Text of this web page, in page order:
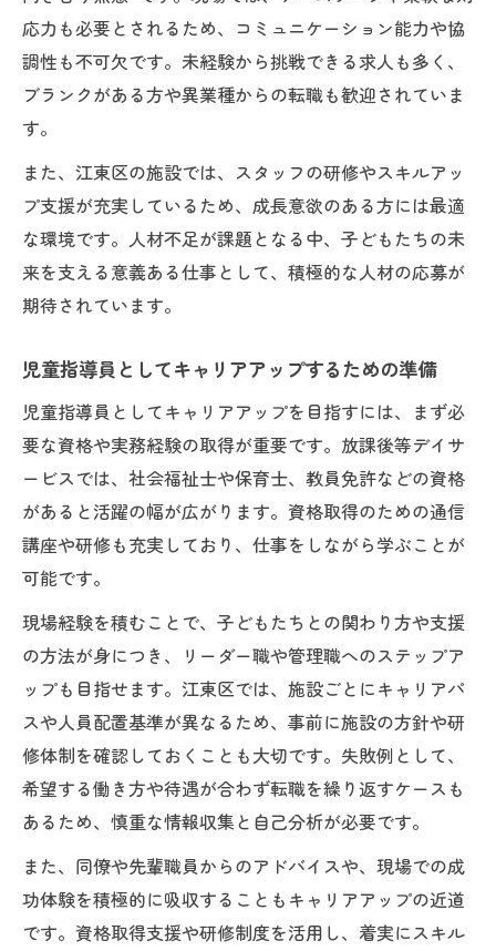
応力も必要とされるため、コミュニケーション能力や協
調性も不可欠です。未経験から挑戦できる求人も多く、
ブランクがある方や異業種からの転職も歓迎されていま
す。
また、江東区の施設では、スタッフの研修やスキルアッ
プ支援が充実しているため、成長意欲のある方には最適
な環境です。人材不足が課題となる中、子どもたちの未
来を支える意義ある仕事として、積極的な人材の応募が
期待されています。
児童指導員としてキャリアアップするための準備
児童指導員としてキャリアアップを目指すには、まず必
要な資格や実務経験の取得が重要です。放課後等デイサ
ービスでは、社会福祉士や保育士、教員免許などの資格
があると活躍の幅が広がります。資格取得のための通信
講座や研修も充実しており、仕事をしながら学ぶことが
可能です。
現場経験を積むことで、子どもたちとの関わり方や支援
の方法が身につき、リーダー職や管理職へのステップア
ップも目指せます。江東区では、施設ごとにキャリアパ
スや人員配置基準が異なるため、事前に施設の方針や研
修体制を確認しておくことも大切です。失敗例として、
希望する働き方や待遇が合わず転職を繰り返すケースも
あるため、慎重な情報収集と自己分析が必要です。
また、同僚や先輩職員からのアドバイスや、現場での成
功体験を積極的に吸収することもキャリアアップの近道
です。資格取得支援や研修制度を活用し、着実にスキル